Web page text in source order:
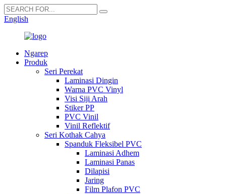
English
Ngarep
Produk
Seri Perekat
Laminasi Dingin
Warna PVC Vinyl
Visi Siji Arah
Stiker PP
PVC Vinil
Vinil Reflektif
Seri Kothak Cahya
Spanduk Fleksibel PVC
Laminasi Adhem
Laminasi Panas
Dilapisi
Jaring
Film Plafon PVC